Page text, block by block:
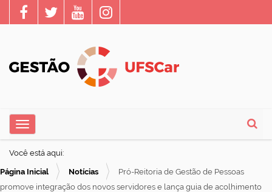
Busca
e
g
Toggle navigation
Você está aqui:
Página Inicial Notícias
Pró-Reitoria de Gestão de Pessoas
promove integração dos novos servidores e lança guia de acolhimento